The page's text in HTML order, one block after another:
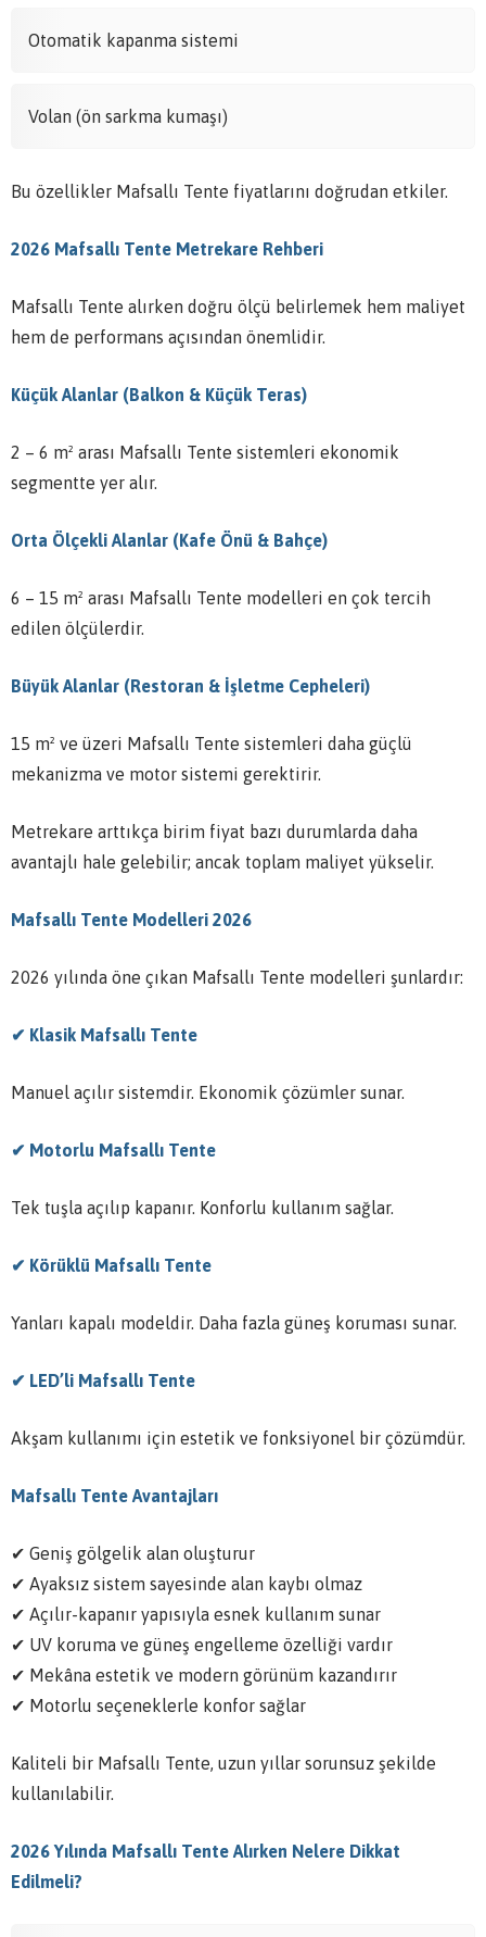
Otomatik kapanma sistemi
Volan (ön sarkma kumaşı)
Bu özellikler Mafsallı Tente fiyatlarını doğrudan etkiler.
2026 Mafsallı Tente Metrekare Rehberi
Mafsallı Tente alırken doğru ölçü belirlemek hem maliyet
hem de performans açısından önemlidir.
Küçük Alanlar (Balkon & Küçük Teras)
2 – 6 m² arası Mafsallı Tente sistemleri ekonomik
segmentte yer alır.
Orta Ölçekli Alanlar (Kafe Önü & Bahçe)
6 – 15 m² arası Mafsallı Tente modelleri en çok tercih
edilen ölçülerdir.
Büyük Alanlar (Restoran & İşletme Cepheleri)
15 m² ve üzeri Mafsallı Tente sistemleri daha güçlü
mekanizma ve motor sistemi gerektirir.
Metrekare arttıkça birim fiyat bazı durumlarda daha
avantajlı hale gelebilir; ancak toplam maliyet yükselir.
Mafsallı Tente Modelleri 2026
2026 yılında öne çıkan Mafsallı Tente modelleri şunlardır:
✔ Klasik Mafsallı Tente
Manuel açılır sistemdir. Ekonomik çözümler sunar.
✔ Motorlu Mafsallı Tente
Tek tuşla açılıp kapanır. Konforlu kullanım sağlar.
✔ Körüklü Mafsallı Tente
Yanları kapalı modeldir. Daha fazla güneş koruması sunar.
✔ LED’li Mafsallı Tente
Akşam kullanımı için estetik ve fonksiyonel bir çözümdür.
Mafsallı Tente Avantajları
✔ Geniş gölgelik alan oluşturur
✔ Ayaksız sistem sayesinde alan kaybı olmaz
✔ Açılır-kapanır yapısıyla esnek kullanım sunar
✔ UV koruma ve güneş engelleme özelliği vardır
✔ Mekâna estetik ve modern görünüm kazandırır
✔ Motorlu seçeneklerle konfor sağlar
Kaliteli bir Mafsallı Tente, uzun yıllar sorunsuz şekilde
kullanılabilir.
2026 Yılında Mafsallı Tente Alırken Nelere Dikkat
Edilmeli?